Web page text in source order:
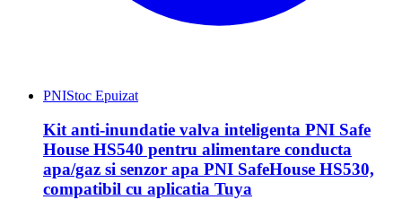
PNIStoc Epuizat
Kit anti-inundatie valva inteligenta PNI Safe
House HS540 pentru alimentare conducta
apa/gaz si senzor apa PNI SafeHouse HS530,
compatibil cu aplicatia Tuya